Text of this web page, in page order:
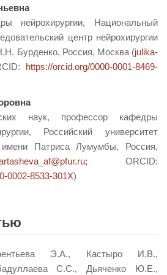
нейрохирургии, Национальный
центр нейрохирургии
Бурденко, Россия, Москва (julika-
https://orcid.org/0000-0001-8469-
наук, профессор кафедры
Российский университет
Патриса Лумумбы, Россия,
ORCID:
0002-8533-301X)
Э.А., Кастыро И.В.,
С.С., Дьяченко Ю.Е.,